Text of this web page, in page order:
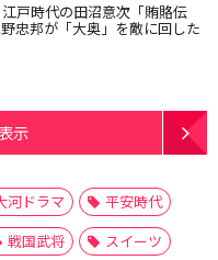
戸時代の田沼意次「賄賂伝
忠邦が「大奥」を敵に回した
示
河ドラマ
平安時代
戦国武将
スイーツ